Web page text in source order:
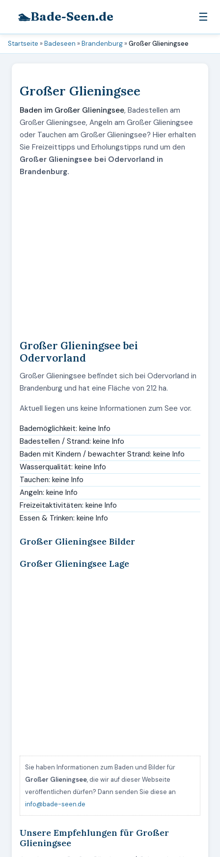
🏊Bade-Seen.de ☰
Startseite »Badeseen »Brandenburg »Großer Glieningsee
Großer Glieningsee
Baden im Großer Glieningsee, Badestellen am
Großer Glieningsee, Angeln am Großer Glieningsee
oder Tauchen am Großer Glieningsee? Hier erhalten
Sie Freizeittipps und Erholungstipps rund um den
Großer Glieningsee bei Odervorland in
Brandenburg.
Großer Glieningsee bei
Odervorland
Großer Glieningsee befindet sich bei Odervorland in
Brandenburg und hat eine Fläche von 212 ha.
Aktuell liegen uns keine Informationen zum See vor.
Bademöglichkeit: keine Info
Badestellen / Strand: keine Info
Baden mit Kindern / bewachter Strand: keine Info
Wasserqualität: keine Info
Tauchen: keine Info
Angeln: keine Info
Freizeitaktivitäten: keine Info
Essen & Trinken: keine Info
Großer Glieningsee Bilder
Großer Glieningsee Lage
Sie haben Informationen zum Baden und Bilder für
Großer Glieningsee, die wir auf dieser Webseite
veröffentlichen dürfen? Dann senden Sie diese an
info@bade-seen.de
Unsere Empfehlungen für Großer
Glieningsee